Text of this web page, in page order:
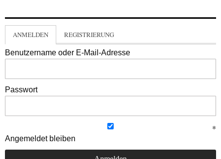
ANMELDEN REGISTRIERUNG
Benutzername oder E-Mail-Adresse
Passwort
Angemeldet bleiben